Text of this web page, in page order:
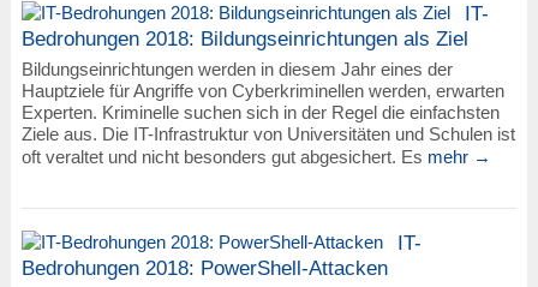
IT-
Bedrohungen 2018: Bildungseinrichtungen als Ziel
Bildungseinrichtungen werden in diesem Jahr eines der
Hauptziele für Angriffe von Cyberkriminellen werden, erwarten
Experten. Kriminelle suchen sich in der Regel die einfachsten
Ziele aus. Die IT-Infrastruktur von Universitäten und Schulen ist
oft veraltet und nicht besonders gut abgesichert. Es mehr →
IT-
Bedrohungen 2018: PowerShell-Attacken